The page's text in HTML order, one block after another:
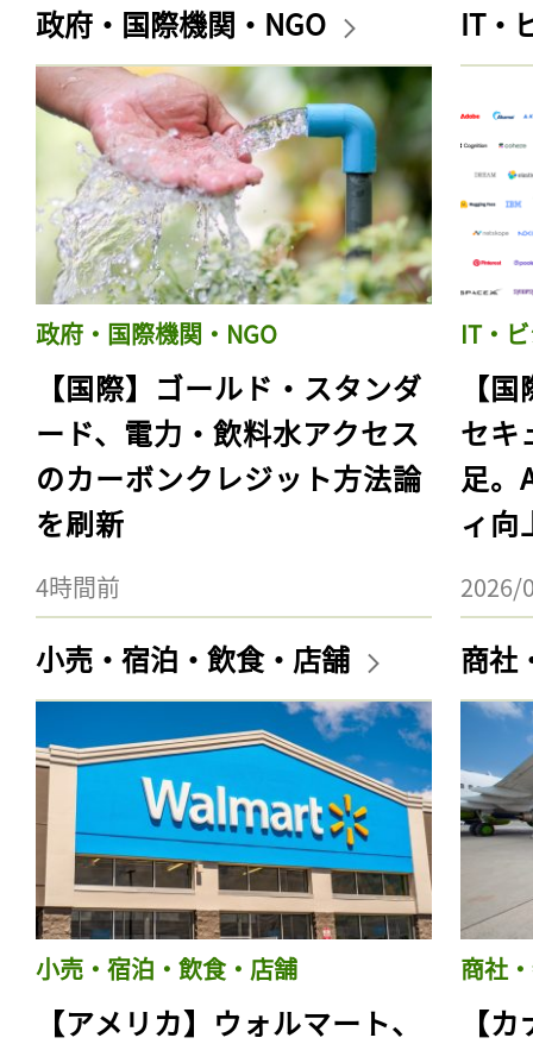
政府・国際機関・NGO
政府・国際機関・NGO
【国際】ゴールド・スタンダ
ード、電力・飲料水アクセス
のカーボンクレジット方法論
を刷新
4時間前
IT・
IT・
【
セキ
足。
ィ向
2026/
小売・宿泊・飲食・店舗
小売・宿泊・飲食・店舗
【アメリカ】ウォルマート、
商社
商社
【